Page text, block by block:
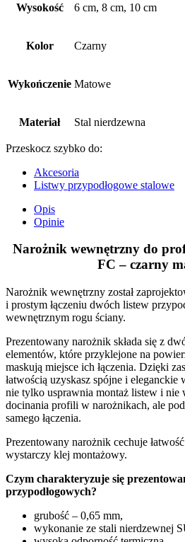
Wysokość 6 cm, 8 cm, 10 cm
Kolor Czarny
Wykończenie Matowe
Materiał Stal nierdzewna
Przeskocz szybko do:
Akcesoria
Listwy przypodłogowe stalowe
Opis
Opinie
Narożnik wewnętrzny do
FC – czarny
Narożnik wewnętrzny został
i prostym łączeniu dwóch listew
wewnętrznym rogu ściany.
Prezentowany narożnik składa się z
elementów, które przyklejone na
maskują miejsce ich łączenia. Dzięki
łatwością uzyskasz spójne i eleganckie
nie tylko usprawnia montaż listew i nie
docinania profili w narożnikach, ale
samego łączenia.
Prezentowany narożnik cechuje
wystarczy klej montażowy.
Czym charakteryzuje się
przypodłogowych?
grubość – 0,65 mm,
wykonanie ze stali nierdzewnej